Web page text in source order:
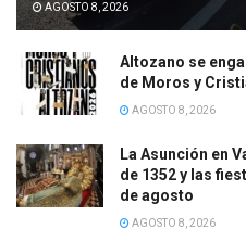
AGOSTO 8, 2026
Altozano se
de Moros y
AGOSTO 8, 2026
La Asunción en
de 1352 y las
de agosto
AGOSTO 8, 2026